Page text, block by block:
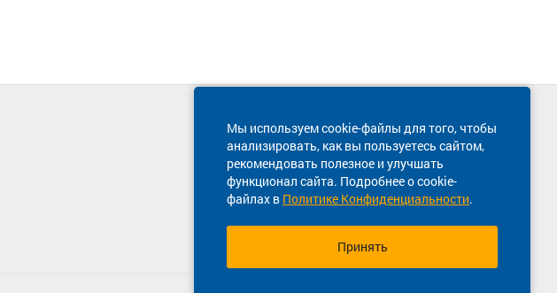
Мы используем cookie-файлы для того, чтобы
анализировать, как вы пользуетесь сайтом,
рекомендовать полезное и улучшать
функционал сайта. Подробнее о cookie-
файлах в Политике Конфиденциальности.
Принять
Техническая поддержка сайта
8 800 600-03-38